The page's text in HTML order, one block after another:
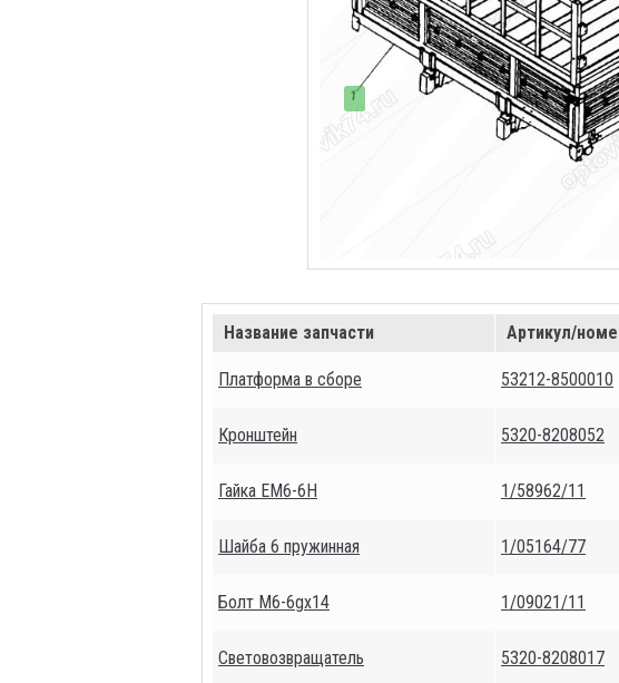
Название запчасти Артикул/
Платформа в сборе 53212-8500010
Кронштейн 5320-8208052
Гайка ЕМ6-6Н 1/58962/11
Шайба 6 пружинная 1/05164/77
Болт М6-6gх14 1/09021/11
Световозвращатель 5320-8208017